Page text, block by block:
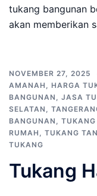
tukang bangunan
akan memberikan
NOVEMBER 27, 2025
AMANAH , HARGA
BANGUNAN , JASA
SELATAN ,
BANGUNAN ,
RUMAH , TUKANG
TUKANG
Tukang